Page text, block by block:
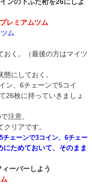
レミアムツム
ム
おく。（最後の方はマイツ
にしておく。
ン、6チェーンで5コイ
26枚に持っていきましょ
注意。
リアです。​
チェーンで3コイン、6チェー
にためておいて、そのまま
ーバーしよう